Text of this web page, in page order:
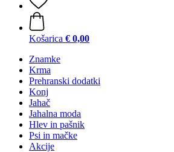
Košarica € 0,00
Znamke
Krma
Prehranski dodatki
Konj
Jahač
Jahalna moda
Hlev in pašnik
Psi in mačke
Akcije